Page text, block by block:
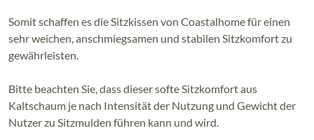
Somit schaffen es die Sitzkissen von Coastalhome für einen
sehr weichen, anschmiegsamen und stabilen Sitzkomfort zu
gewährleisten.
Bitte beachten Sie, dass dieser softe Sitzkomfort aus
Kaltschaum je nach Intensität der Nutzung und Gewicht der
Nutzer zu Sitzmulden führen kann und wird.